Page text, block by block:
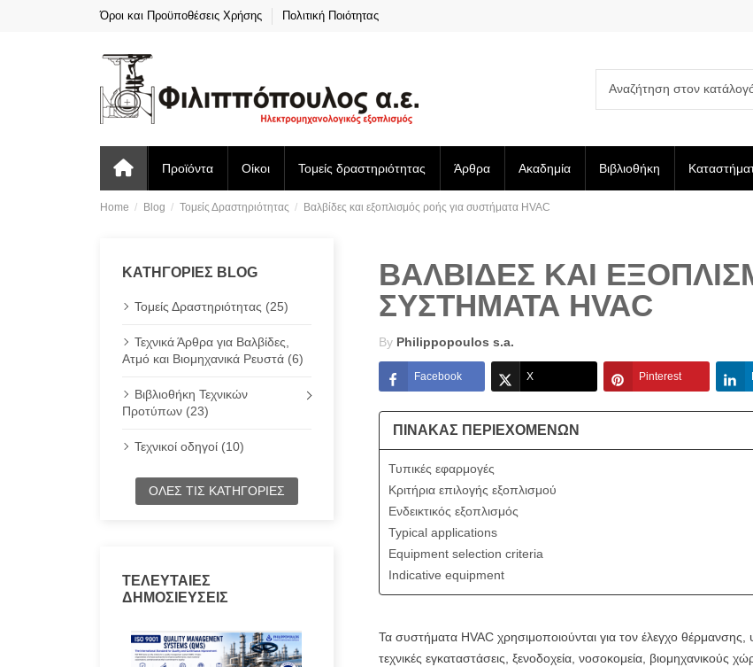
Όροι και Προϋποθέσεις Χρήσης Πολιτική Ποιότητας
Προϊόντα Οίκοι Τομείς δραστηριότητας Άρθρα Ακαδημία Βιβλιοθήκη
Home Blog Τομείς Δραστηριότητας Βαλβίδες και εξοπλισμός ροής για συστήματα HVAC
ΚΑΤΗΓΟΡΊΕΣ BLOG
Τομείς Δραστηριότητας (25)
Τεχνικά Άρθρα για Βαλβίδες,
Ατμό και Βιομηχανικά Ρευστά (6)
Βιβλιοθήκη Τεχνικών
Προτύπων (23)
Τεχνικοί οδηγοί (10)
ΌΛΕΣ ΤΙΣ ΚΑΤΗΓΟΡΊΕΣ
ΤΕΛΕΥΤΑΊΕΣ
ΔΗΜΟΣΙΕΎΣΕΙΣ
ΒΑΛΒΊΔΕΣ ΚΑΙ
ΣΥΣΤΉΜΑΤΑ HVAC
By Philippopoulos s.a.
Facebook X Pinterest
ΠΊΝΑΚΑΣ ΠΕΡΙΕΧΟΜΈΝΩΝ
Τυπικές εφαρμογές
Κριτήρια επιλογής εξοπλισμού
Ενδεικτικός εξοπλισμός
Typical applications
Equipment selection criteria
Indicative equipment
Τα συστήματα HVAC χρησιμοποιούνται για τον έλεγχο
τεχνικές εγκαταστάσεις, ξενοδοχεία, νοσοκομεία, βιομηχανικούς